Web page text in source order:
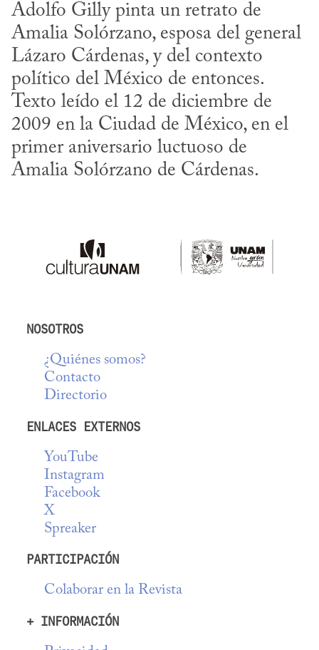
Adolfo Gilly pinta un retrato de
Amalia Solórzano, esposa del general
Lázaro Cárdenas, y del contexto
político del México de entonces.
Texto leído el 12 de diciembre de
2009 en la Ciudad de México, en el
primer aniversario luctuoso de
Amalia Solórzano de Cárdenas.
NOSOTROS
¿Quiénes somos?
Contacto
Directorio
ENLACES EXTERNOS
YouTube
Instagram
Facebook
X
Spreaker
PARTICIPACIÓN
Colaborar en la Revista
+ INFORMACIÓN